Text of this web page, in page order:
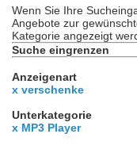
Wenn Sie Ihre
Angebote zur
Kategorie angezeigt
Suche eingrenzen
Anzeigenart
x verschenke
Unterkategorie
x MP3 Player